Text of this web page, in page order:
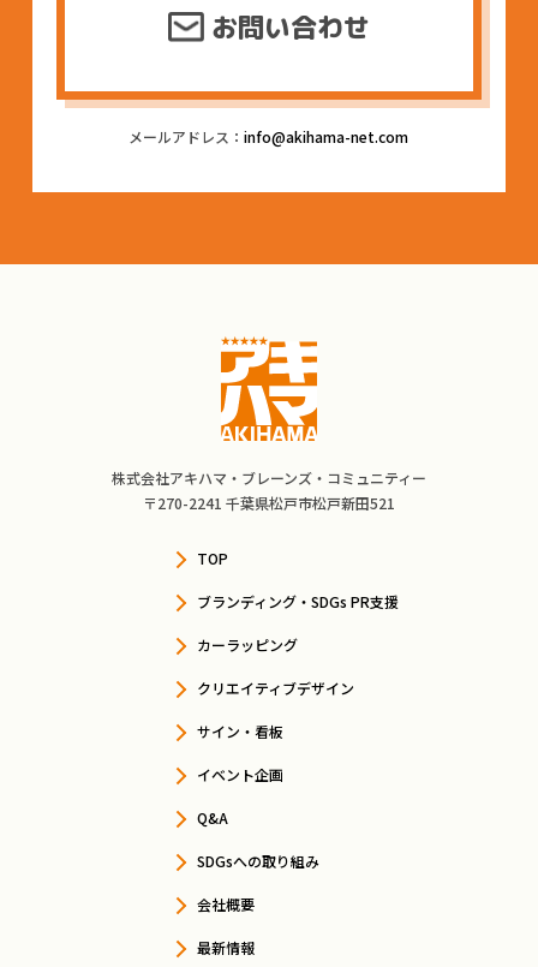
お問い合わせ
メールアドレス：info@akihama-net.com
株式会社アキハマ・ブレーンズ・コミュニティー
〒270-2241 千葉県松戸市松戸新田521
TOP
ブランディング・SDGs PR支援
カーラッピング
クリエイティブデザイン
サイン・看板
イベント企画
Q&A
SDGsへの取り組み
会社概要
最新情報